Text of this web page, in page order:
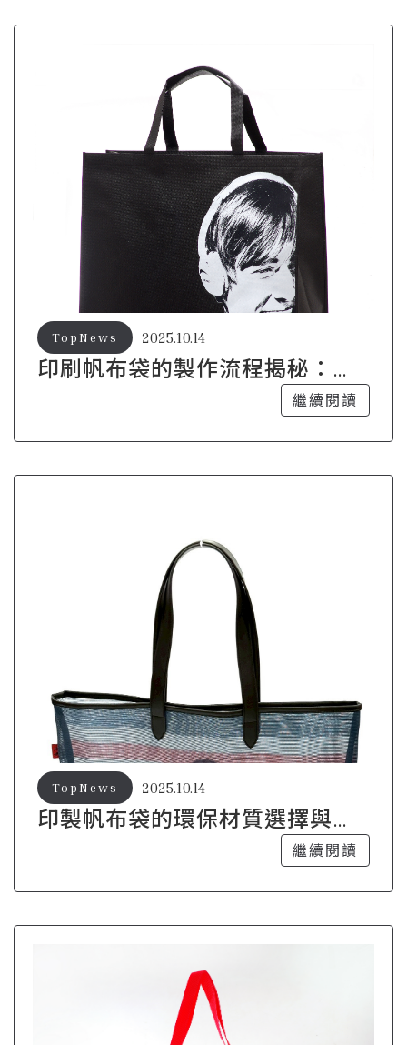
印刷帆布袋的製作流程揭秘：從
2025.10.14
TopNews
繼續閱讀
印製帆布袋的環保材質選擇與優
2025.10.14
TopNews
繼續閱讀